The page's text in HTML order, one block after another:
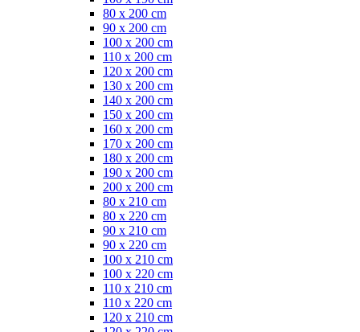
80 x 200 cm
90 x 200 cm
100 x 200 cm
110 x 200 cm
120 x 200 cm
130 x 200 cm
140 x 200 cm
150 x 200 cm
160 x 200 cm
170 x 200 cm
180 x 200 cm
190 x 200 cm
200 x 200 cm
80 x 210 cm
80 x 220 cm
90 x 210 cm
90 x 220 cm
100 x 210 cm
100 x 220 cm
110 x 210 cm
110 x 220 cm
120 x 210 cm